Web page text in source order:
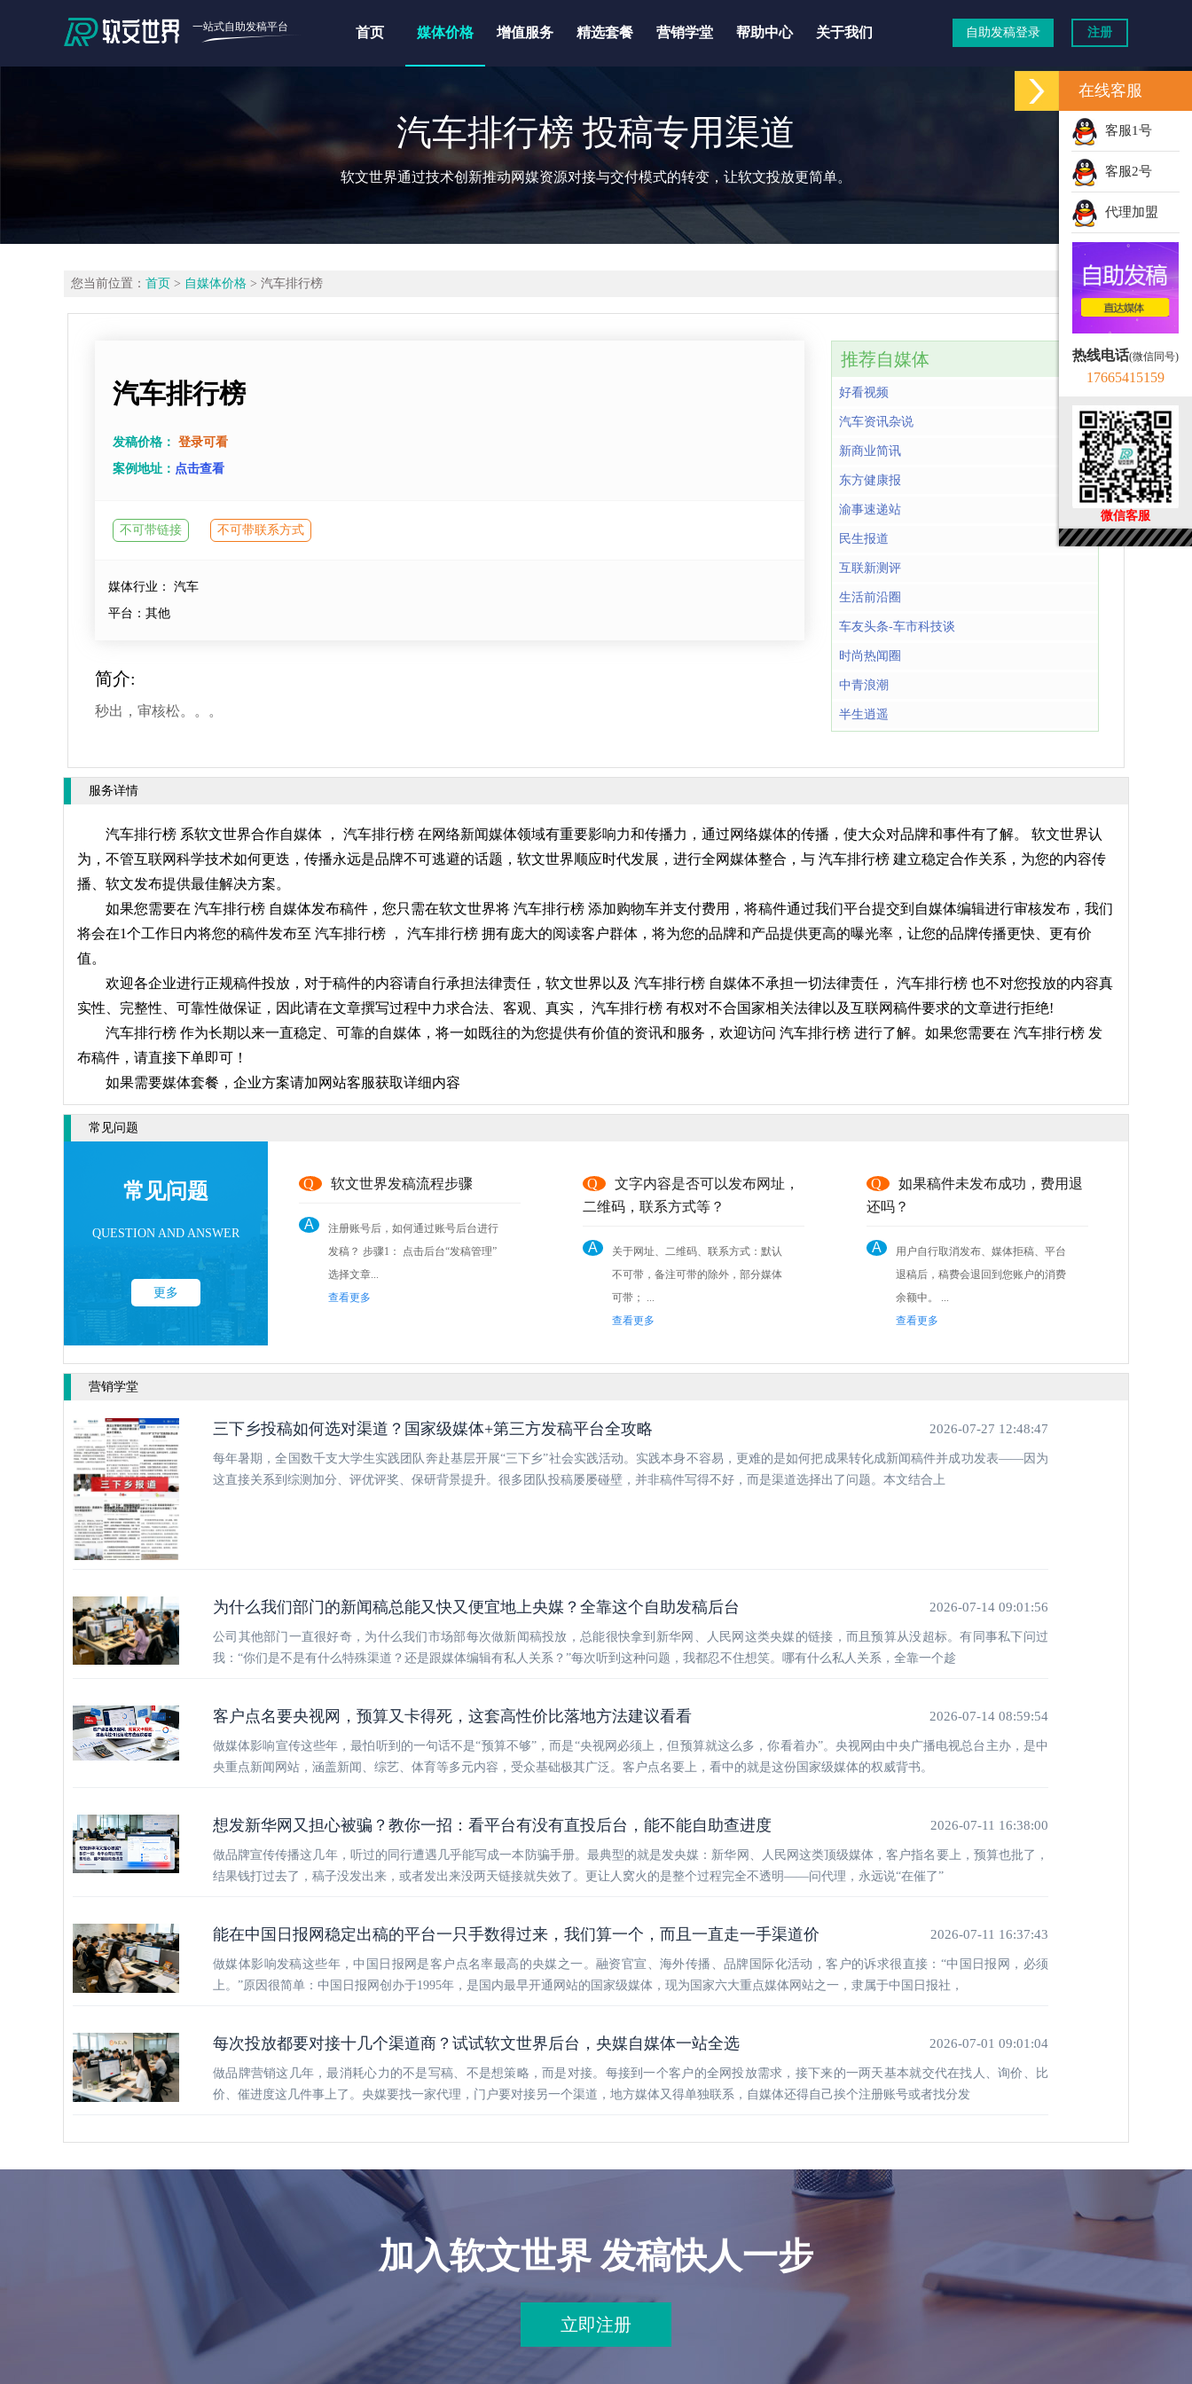
一站式自助发稿平台 首页 媒体价格 增值服务 精选套餐 营销学堂 帮助中心 关于我们 自助发稿登录 注册
汽车排行榜 投稿专用渠道
软文世界通过技术创新推动网媒资源对接与交付模式的转变，让软文投放更简单。
您当前位置： 首页 > 自媒体价格 > 汽车排行榜
汽车排行榜
发稿价格： 登录可看
案例地址： 点击查看
不可带链接 不可带联系方式
媒体行业： 汽车
平台：其他
简介:
秒出，审核松。。。
推荐自媒体
好看视频
汽车资讯杂说
新商业简讯
东方健康报
渝事速递站
民生报道
互联新测评
生活前沿圈
车友头条-车市科技谈
时尚热闻圈
中青浪潮
半生逍遥
服务详情
汽车排行榜 系软文世界合作自媒体 ， 汽车排行榜 在网络新闻媒体领域有重要影响力和传播力，通过网络媒体的传播，使大众对品牌和事件有了解。 软文世界认
为，不管互联网科学技术如何更迭，传播永远是品牌不可逃避的话题，软文世界顺应时代发展，进行全网媒体整合，与 汽车排行榜 建立稳定合作关系，为您的内容传
播、软文发布提供最佳解决方案。
如果您需要在 汽车排行榜 自媒体发布稿件，您只需在软文世界将 汽车排行榜 添加购物车并支付费用，将稿件通过我们平台提交到自媒体编辑进行审核发布，我们
将会在1个工作日内将您的稿件发布至 汽车排行榜 ， 汽车排行榜 拥有庞大的阅读客户群体，将为您的品牌和产品提供更高的曝光率，让您的品牌传播更快、更有价
值。
欢迎各企业进行正规稿件投放，对于稿件的内容请自行承担法律责任，软文世界以及 汽车排行榜 自媒体不承担一切法律责任， 汽车排行榜 也不对您投放的内容真
实性、完整性、可靠性做保证，因此请在文章撰写过程中力求合法、客观、真实， 汽车排行榜 有权对不合国家相关法律以及互联网稿件要求的文章进行拒绝!
汽车排行榜 作为长期以来一直稳定、可靠的自媒体，将一如既往的为您提供有价值的资讯和服务，欢迎访问 汽车排行榜 进行了解。如果您需要在 汽车排行榜 发
布稿件，请直接下单即可！
如果需要媒体套餐，企业方案请加网站客服获取详细内容
常见问题
常见问题
QUESTION AND ANSWER
更多
Q 软文世界发稿流程步骤
A
注册账号后，如何通过账号后台进行
发稿？ 步骤1： 点击后台“发稿管理”
选择文章...
查看更多
Q
文字内容是否可以发布网址，
二维码，联系方式等？
A
关于网址、二维码、联系方式：默认
不可带，备注可带的除外，部分媒体
可带； ...
查看更多
Q
如果稿件未发布成功，费用退
还吗？
A
用户自行取消发布、媒体拒稿、平台
退稿后，稿费会退回到您账户的消费
余额中。 ...
查看更多
营销学堂
三下乡投稿如何选对渠道？国家级媒体+第三方发稿平台全攻略 2026-07-27 12:48:47
每年暑期，全国数千支大学生实践团队奔赴基层开展“三下乡”社会实践活动。实践本身不容易，更难的是如何把成果转化成新闻稿件并成功发表——因为
这直接关系到综测加分、评优评奖、保研背景提升。很多团队投稿屡屡碰壁，并非稿件写得不好，而是渠道选择出了问题。本文结合上
为什么我们部门的新闻稿总能又快又便宜地上央媒？全靠这个自助发稿后台 2026-07-14 09:01:56
公司其他部门一直很好奇，为什么我们市场部每次做新闻稿投放，总能很快拿到新华网、人民网这类央媒的链接，而且预算从没超标。有同事私下问过
我：“你们是不是有什么特殊渠道？还是跟媒体编辑有私人关系？”每次听到这种问题，我都忍不住想笑。哪有什么私人关系，全靠一个趁
客户点名要央视网，预算又卡得死，这套高性价比落地方法建议看看 2026-07-14 08:59:54
做媒体影响宣传这些年，最怕听到的一句话不是“预算不够”，而是“央视网必须上，但预算就这么多，你看着办”。央视网由中央广播电视总台主办，是中
央重点新闻网站，涵盖新闻、综艺、体育等多元内容，受众基础极其广泛。客户点名要上，看中的就是这份国家级媒体的权威背书。
想发新华网又担心被骗？教你一招：看平台有没有直投后台，能不能自助查进度 2026-07-11 16:38:00
做品牌宣传传播这几年，听过的同行遭遇几乎能写成一本防骗手册。最典型的就是发央媒：新华网、人民网这类顶级媒体，客户指名要上，预算也批了，
结果钱打过去了，稿子没发出来，或者发出来没两天链接就失效了。更让人窝火的是整个过程完全不透明——问代理，永远说“在催了”
能在中国日报网稳定出稿的平台一只手数得过来，我们算一个，而且一直走一手渠道价 2026-07-11 16:37:43
做媒体影响发稿这些年，中国日报网是客户点名率最高的央媒之一。融资官宣、海外传播、品牌国际化活动，客户的诉求很直接：“中国日报网，必须
上。”原因很简单：中国日报网创办于1995年，是国内最早开通网站的国家级媒体，现为国家六大重点媒体网站之一，隶属于中国日报社，
每次投放都要对接十几个渠道商？试试软文世界后台，央媒自媒体一站全选 2026-07-01 09:01:04
做品牌营销这几年，最消耗心力的不是写稿、不是想策略，而是对接。每接到一个客户的全网投放需求，接下来的一两天基本就交代在找人、询价、比
价、催进度这几件事上了。央媒要找一家代理，门户要对接另一个渠道，地方媒体又得单独联系，自媒体还得自己挨个注册账号或者找分发
加入软文世界 发稿快人一步
立即注册
在线客服
客服1号
客服2号
代理加盟
热线电话(微信同号)
17665415159
微信客服